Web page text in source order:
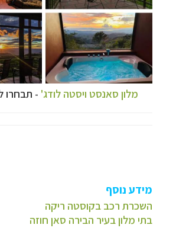
מלון סאנסט ויסטה לודג' - תבחרו
מידע נוסף
השכרת רכב בקוסטה ריקה
בתי מלון בעיר הבירה סאן חוזה